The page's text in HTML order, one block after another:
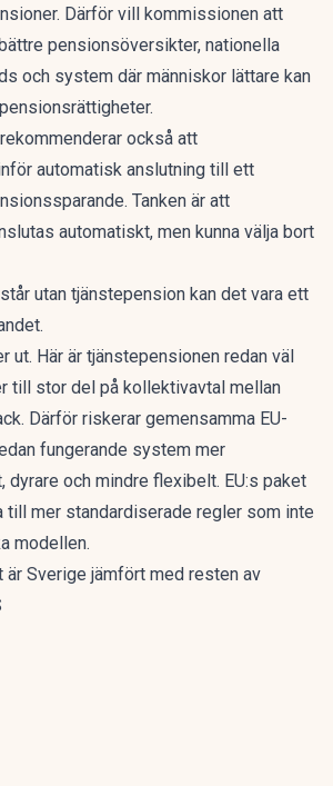
Därför vill kommissionen att
pensionsöversikter, nationella
och system där människor lättare kan
också att
automatisk anslutning till ett
Tanken är att
automatiskt, men kunna välja bort
utan tjänstepension kan det vara ett
ut. Här är tjänstepensionen redan väl
till stor del på kollektivavtal mellan
Därför riskerar gemensamma EU-
fungerande system mer
dyrare och mindre flexibelt. EU:s paket
till mer standardiserade regler som inte
modellen.
är Sverige jämfört med resten av